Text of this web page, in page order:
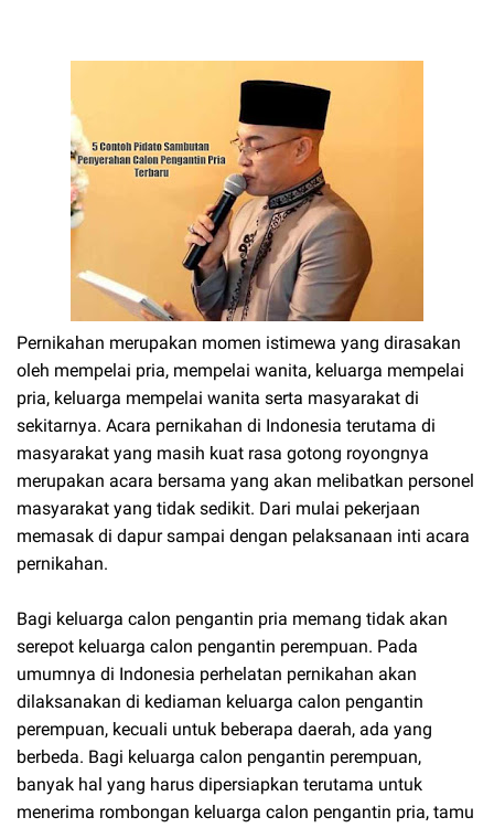
Pernikahan merupakan momen istimewa yang dirasakan
oleh mempelai pria, mempelai wanita, keluarga mempelai
pria, keluarga mempelai wanita serta masyarakat di
sekitarnya. Acara pernikahan di Indonesia terutama di
masyarakat yang masih kuat rasa gotong royongnya
merupakan acara bersama yang akan melibatkan personel
masyarakat yang tidak sedikit. Dari mulai pekerjaan
memasak di dapur sampai dengan pelaksanaan inti acara
pernikahan.
Bagi keluarga calon pengantin pria memang tidak akan
serepot keluarga calon pengantin perempuan. Pada
umumnya di Indonesia perhelatan pernikahan akan
dilaksanakan di kediaman keluarga calon pengantin
perempuan, kecuali untuk beberapa daerah, ada yang
berbeda. Bagi keluarga calon pengantin perempuan,
banyak hal yang harus dipersiapkan terutama untuk
menerima rombongan keluarga calon pengantin pria, tamu